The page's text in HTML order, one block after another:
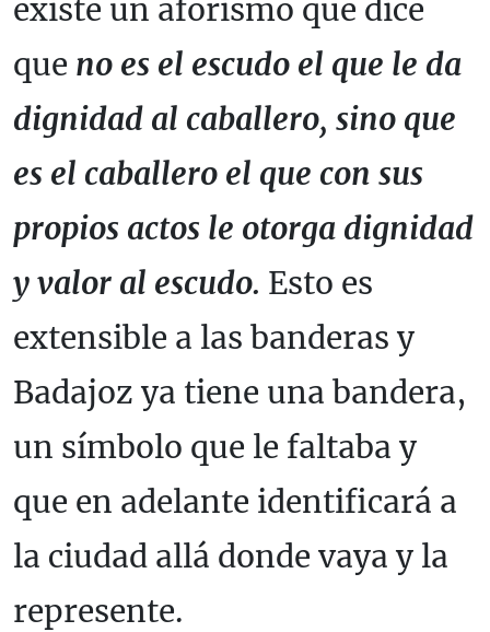
existe un aforismo que dice
que no es el escudo el que le da
dignidad al caballero, sino que
es el caballero el que con sus
propios actos le otorga dignidad
y valor al escudo. Esto es
extensible a las banderas y
Badajoz ya tiene una bandera,
un símbolo que le faltaba y
que en adelante identificará a
la ciudad allá donde vaya y la
represente.